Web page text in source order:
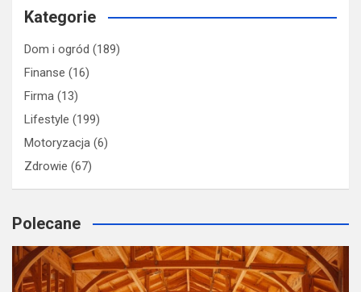
– Kompletny przewodnik krok po
1 rok temu
Kategorie
Lifestyle(199)
Motoryzacja(6)
Zdrowie(67)